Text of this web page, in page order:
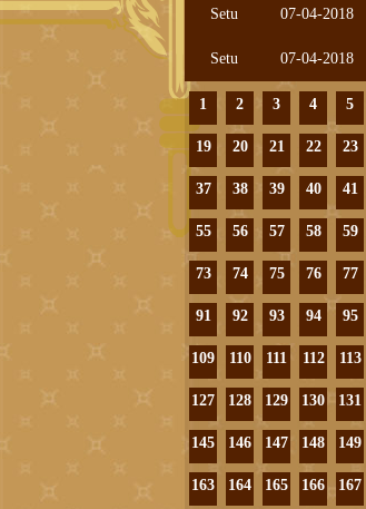
Setu 07-04-2018
Setu 07-04-2018
1 2 3 4 5
19 20 21 22 23
37 38 39 40 41
55 56 57 58 59
73 74 75 76 77
91 92 93 94 95
109 110 111 112 113
127 128 129 130 131
145 146 147 148 149
163 164 165 166 167